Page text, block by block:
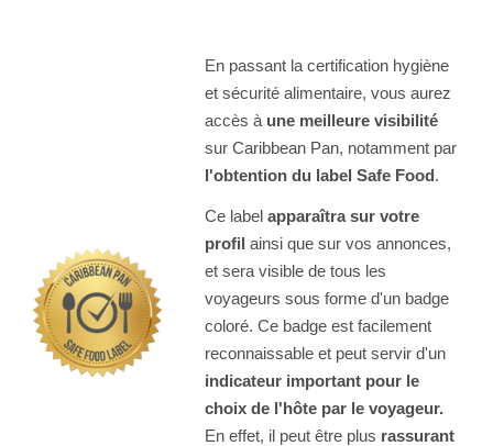
En passant la certification hygiène
et sécurité alimentaire, vous aurez
accès à une meilleure visibilité
sur Caribbean Pan, notamment par
l'obtention du label Safe Food.
Ce label apparaîtra sur votre
profil ainsi que sur vos annonces,
et sera visible de tous les
voyageurs sous forme d'un badge
coloré. Ce badge est facilement
reconnaissable et peut servir d'un
indicateur important pour le
choix de l'hôte par le voyageur.
En effet, il peut être plus rassurant